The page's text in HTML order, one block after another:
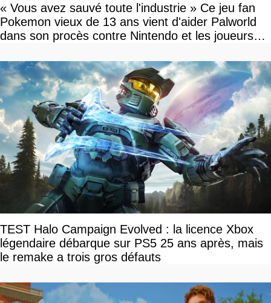
« Vous avez sauvé toute l'industrie » Ce jeu fan
Pokemon vieux de 13 ans vient d'aider Palworld
dans son procès contre Nintendo et les joueurs
TEST Halo Campaign Evolved : la licence Xbox
légendaire débarque sur PS5 25 ans après, mais
le remake a trois gros défauts